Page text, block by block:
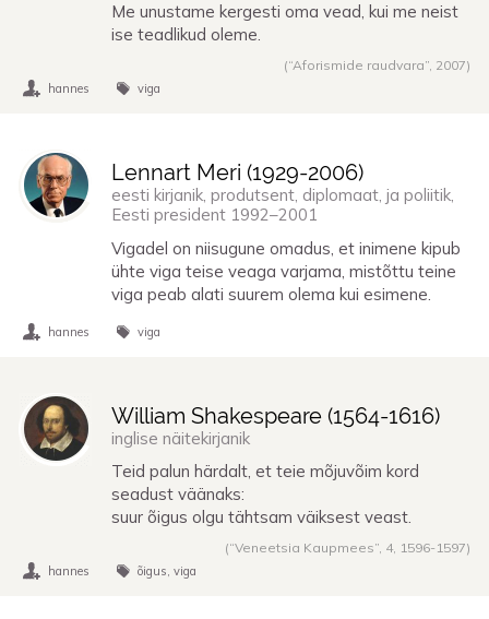
Me unustame kergesti oma vead, kui me neist
ise teadlikud oleme.
(“Aforismide raudvara”, 2007)
hannes viga
Lennart Meri (1929-2006)
eesti kirjanik, produtsent, diplomaat, ja poliitik,
Eesti president 1992–2001
Vigadel on niisugune omadus, et inimene kipub
ühte viga teise veaga varjama, mistõttu teine
viga peab alati suurem olema kui esimene.
hannes viga
William Shakespeare (1564-1616)
inglise näitekirjanik
Teid palun härdalt, et teie mõjuvõim kord
seadust väänaks:
suur õigus olgu tähtsam väiksest veast.
(“Veneetsia Kaupmees”, 4, 1596- 1597)
hannes õigus viga